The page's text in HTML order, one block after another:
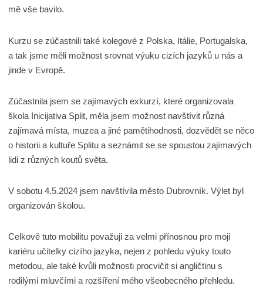
mě vše bavilo.
Kurzu se zúčastnili také kolegové z Polska, Itálie, Portugalska,
a tak jsme měli možnost srovnat výuku cizích jazyků u nás a
jinde v Evropě.
Zúčastnila jsem se zajímavých exkurzí, které organizovala
škola Inicijativa Split, měla jsem možnost navštívit různá
zajímavá místa, muzea a jiné pamětihodnosti, dozvědět se něco
o historii a kultuře Splitu a seznámit se se spoustou zajímavých
lidi z různých koutů světa.
V sobotu 4.5.2024 jsem navštívila město Dubrovník. Výlet byl
organizován školou.
Celkově tuto mobilitu považuji za velmi přínosnou pro moji
kariéru učitelky cizího jazyka, nejen z pohledu výuky touto
metodou, ale také kvůli možnosti procvičit si angličtinu s
rodilými mluvčími a rozšíření mého všeobecného přehledu.